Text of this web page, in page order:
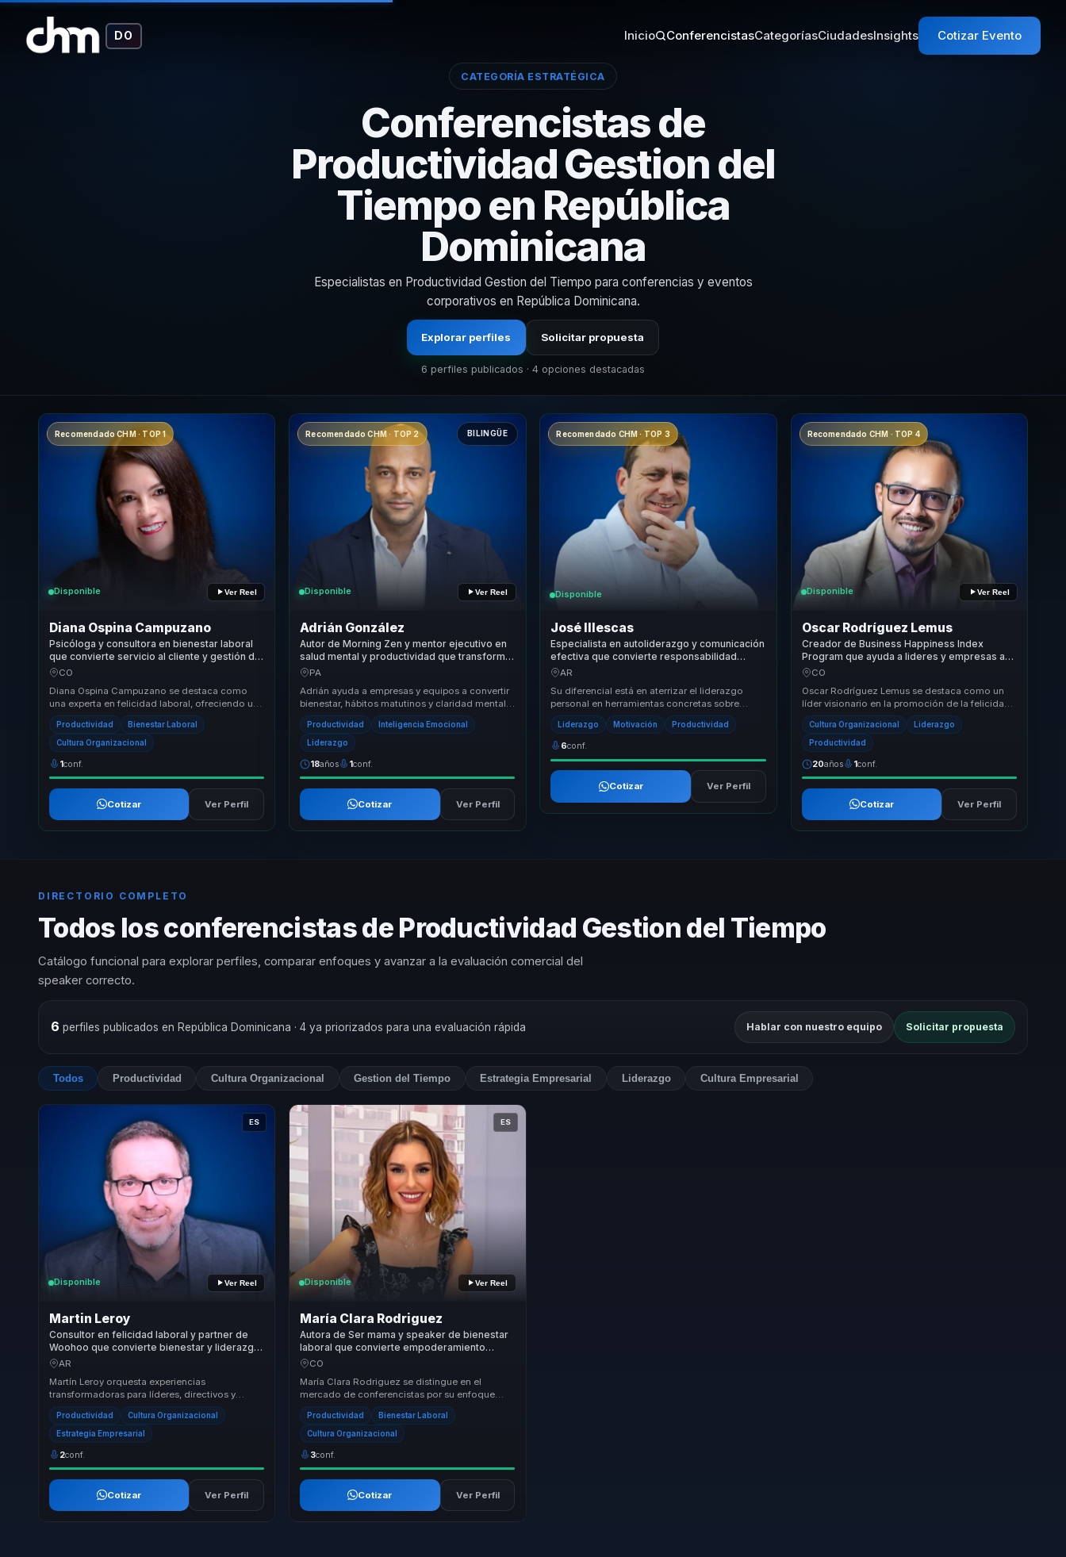
DO Inicio ConferencistasCategoríasCiudadesInsights Cotizar Evento
CATEGORÍA ESTRATÉGICA
Conferencistas de
Productividad Gestion del
Tiempo en República
Dominicana
Especialistas en Productividad Gestion del Tiempo para conferencias y eventos
corporativos en República Dominicana.
Explorar perfiles Solicitar propuesta
6 perfiles publicados · 4 opciones destacadas
Recomendado CHM · TOP 1
Disponible Ver Reel
Diana Ospina Campuzano
Psicóloga y consultora en bienestar laboral
que convierte servicio al cliente y gestión del
tiempo en rendimiento, equilibrio y cultura
CO
Diana Ospina Campuzano se destaca como
una experta en felicidad laboral, ofreciendo una
propuesta de valor única que transforma
culturas ...
Productividad Bienestar Laboral
Cultura Organizacional
1conf.
Cotizar Ver Perfil
Recomendado CHM · TOP 2 BILINGÜE
Disponible Ver Reel
Adrián González
Autor de Morning Zen y mentor ejecutivo en
salud mental y productividad que transforma
hábitos matutinos en foco, energía y
PA
Adrián ayuda a empresas y equipos a convertir
bienestar, hábitos matutinos y claridad mental
en productividad sostenible. Su propuesta un...
Productividad Inteligencia Emocional
Liderazgo
18años 1conf.
Cotizar Ver Perfil
Recomendado CHM · TOP 3
Disponible
José Illescas
Especialista en autoliderazgo y comunicación
efectiva que convierte responsabilidad
personal en claridad, compromiso y
AR
Su diferencial está en aterrizar el liderazgo
personal en herramientas concretas sobre
comunicación, autoconocimiento y
desempeño. No tra...
Liderazgo Motivación Productividad
6conf.
Cotizar Ver Perfil
Recomendado CHM · TOP 4
Disponible Ver Reel
Oscar Rodríguez Lemus
Creador de Business Happiness Index
Program que ayuda a lideres y empresas a
convertir cultura organizacional en
CO
Oscar Rodríguez Lemus se destaca como un
líder visionario en la promoción de la felicidad
laboral, transformando entornos de trabajo en
á...Cultura Organizacional Liderazgo
Productividad
20años 1conf.
Cotizar Ver Perfil
DIRECTORIO COMPLETO
Todos los conferencistas de Productividad Gestion del Tiempo
Catálogo funcional para explorar perfiles, comparar enfoques y avanzar a la evaluación comercial del
speaker correcto.
6 perfiles publicados en República Dominicana · 4 ya priorizados para una evaluación rápida Hablar con nuestro equipo Solicitar propuesta
Todos Productividad Cultura Organizacional Gestion del Tiempo Estrategia Empresarial Liderazgo Cultura Empresarial
ES
Disponible Ver Reel
Martin Leroy
Consultor en felicidad laboral y partner de
Woohoo que convierte bienestar y liderazgo
en culturas saludables y resultados para
AR
Martín Leroy orquesta experiencias
transformadoras para líderes, directivos y
responsables de equipos, ayudándolos a dejar
atrás equipos ...
Productividad Cultura Organizacional
Estrategia Empresarial
2conf.
Cotizar Ver Perfil
ES
Disponible Ver Reel
María Clara Rodriguez
Autora de Ser mama y speaker de bienestar
laboral que convierte empoderamiento
maternal y equilibrio vida-trabajo en
CO
María Clara Rodriguez se distingue en el
mercado de conferencistas por su enfoque
auténtico y práctico hacia el empoderamiento
maternal. ...
Productividad Bienestar Laboral
Cultura Organizacional
3conf.
Cotizar Ver Perfil